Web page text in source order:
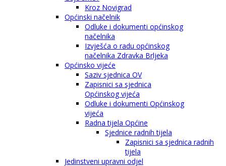
Kroz Novigrad
Općinski načelnik
Odluke i dokumenti općinskog
načelnika
Izvješća o radu općinskog
načelnika Zdravka Brljeka
Općinsko vijeće
Saziv sjednica OV
Zapisnici sa sjednica
Općinskog vijeća
Odluke i dokumenti Općinskog
vijeća
Radna tijela Općine
Sjednice radnih tijela
Zapisnici sa sjednica radnih
tijela
Jedinstveni upravni odjel